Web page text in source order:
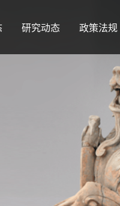
研究动态 政策法规